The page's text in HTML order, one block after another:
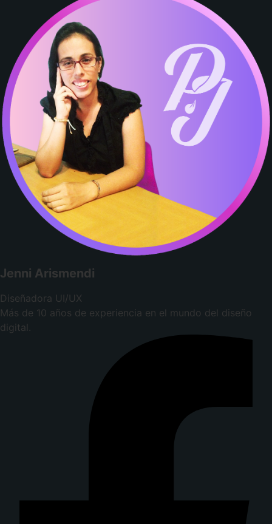
Jenni Arismendi
Diseñadora UI/UX
Más de 10 años de experiencia en el mundo del diseño
digital.